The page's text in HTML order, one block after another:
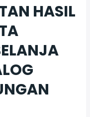
HASIL